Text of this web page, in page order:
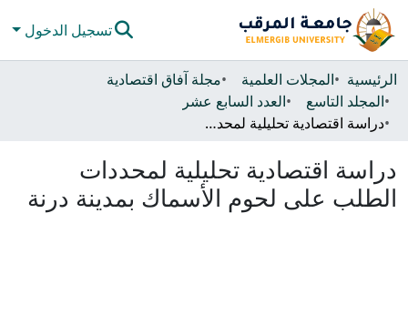
تسجيل الدخول
المجتمعات والحاويات
كل دي سبيس
الرئيسية المجلات العلمية
مجلة آفاق اقتصادية
المجلد التاسع
العدد السابع عشر
دراسة اقتصادية تحليلية لمحددات الطلب على لحوم الأسماك بمدينة درنة
دراسة اقتصادية تحليلية لمحددات
الطلب على لحوم الأسماك بمدينة درنة